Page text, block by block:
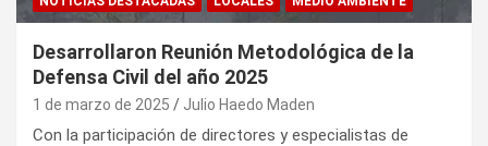
Desarrollaron Reunión Metodológica de la
Defensa Civil del año 2025
1 de marzo de 2025 Julio Haedo Maden
Con la participación de directores y especialistas de